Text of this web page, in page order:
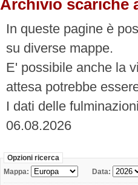
Archivio scariche
In queste pagine è
su diverse mappe.
E' possibile anche la
attesa potrebbe
I dati delle
06.08.2026
Opzioni ricerca
Mappa:
Data: